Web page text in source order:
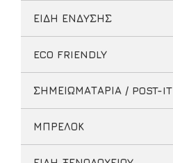
ΕΙΔΗ ΕΝΔΥΣΗΣ
ECO FRIENDLY
ΣΗΜΕΙΩΜΑΤΑΡΙΑ / POST-IT
ΜΠΡΕΛΟΚ